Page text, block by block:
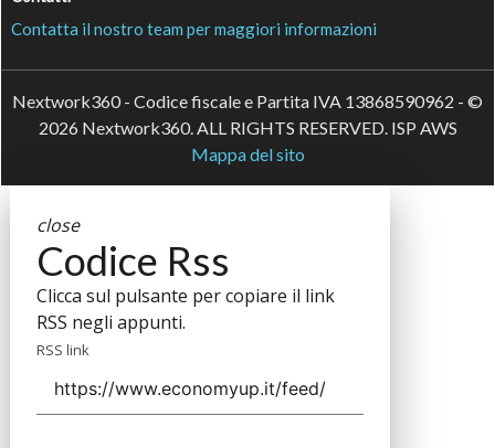
Contatta il nostro team per maggiori informazioni
Nextwork360 - Codice fiscale e Partita IVA 13868590962 - ©
2026 Nextwork360. ALL RIGHTS RESERVED. ISP AWS
Mappa del sito
close
Codice Rss
Clicca sul pulsante per copiare il link
RSS negli appunti.
RSS link